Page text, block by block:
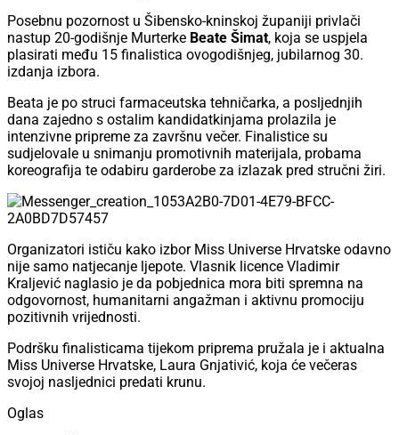
Posebnu pozornost u Šibensko-kninskoj županiji privlači
nastup 20-godišnje Murterke Beate Šimat, koja se uspjela
plasirati među 15 finalistica ovogodišnjeg, jubilarnog 30.
izdanja izbora.
Beata je po struci farmaceutska tehničarka, a posljednjih
dana zajedno s ostalim kandidatkinjama prolazila je
intenzivne pripreme za završnu večer. Finalistice su
sudjelovale u snimanju promotivnih materijala, probama
koreografija te odabiru garderobe za izlazak pred stručni žiri.
Organizatori ističu kako izbor Miss Universe Hrvatske odavno
nije samo natjecanje ljepote. Vlasnik licence Vladimir
Kraljević naglasio je da pobjednica mora biti spremna na
odgovornost, humanitarni angažman i aktivnu promociju
pozitivnih vrijednosti.
Podršku finalisticama tijekom priprema pružala je i aktualna
Miss Universe Hrvatske, Laura Gnjativić, koja će večeras
svojoj nasljednici predati krunu.
Oglas